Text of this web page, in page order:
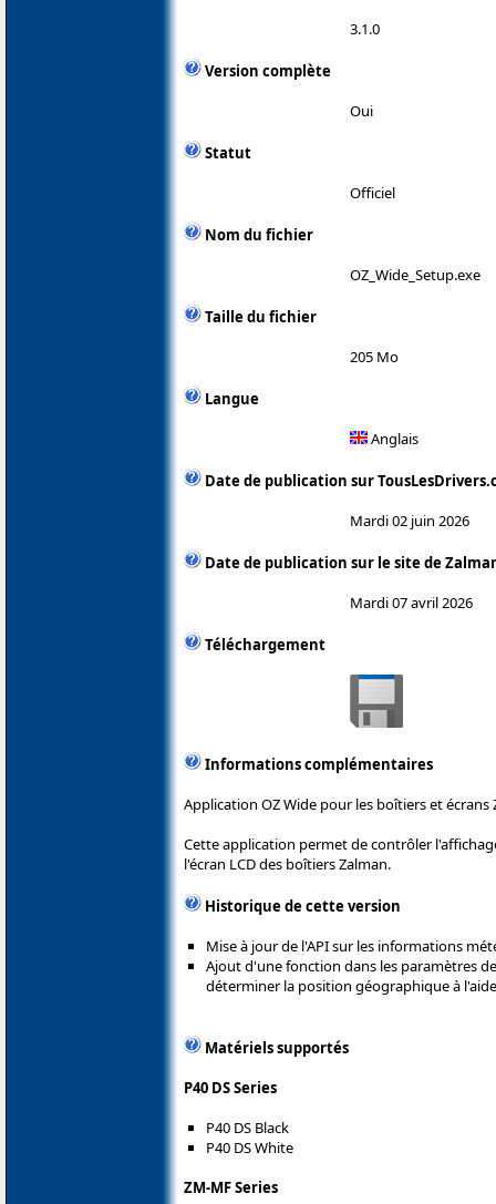
3.1.0
Version complète
Oui
Statut
Officiel
Nom du fichier
OZ_Wide_Setup.exe
Taille du fichier
205 Mo
Langue
Anglais
Date de publication sur
Mardi 02 juin 2026
Date de publication sur le site de
Mardi 07 avril 2026
Téléchargement
Informations complémentaires
Application OZ Wide pour les boîtiers et écrans
Cette application permet de contrôler
l'écran LCD des boîtiers Zalman.
Historique de cette version
Mise à jour de l'API sur les informations
Ajout d'une fonction dans les paramètres
déterminer la position géographique à
Matériels supportés
P40 DS Series
P40 DS Black
P40 DS White
ZM-MF Series